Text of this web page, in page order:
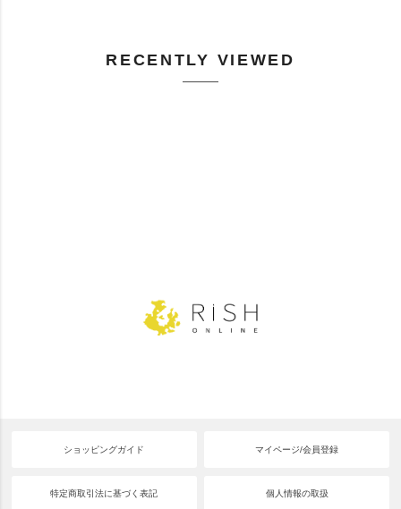
RECENTLY VIEWED
ショッピングガイド マイページ/会員登録
特定商取引法に基づく表記 個人情報の取扱